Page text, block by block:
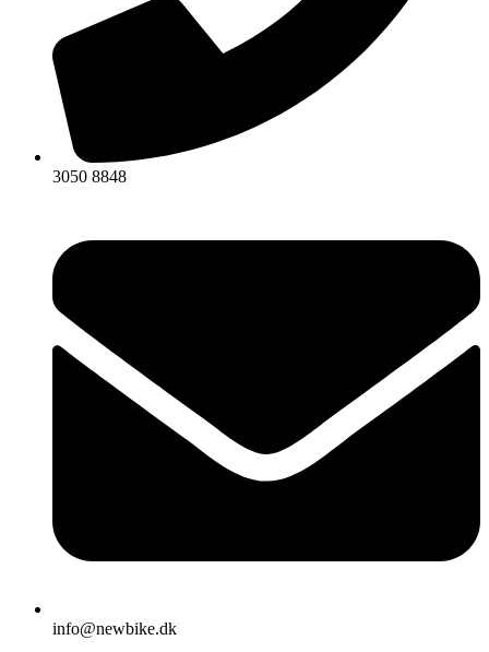
3050 8848
info@newbike.dk